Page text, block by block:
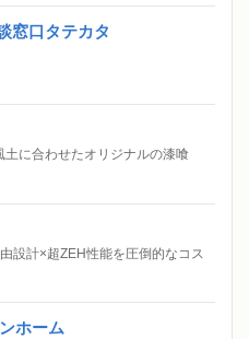
窓口タテカタ
土に合わせたオリジナルの漆喰
設計×超ZEH性能を圧倒的なコス
ホーム